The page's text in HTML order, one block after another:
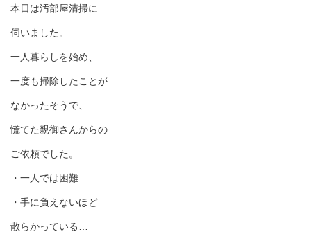
本日は汚部屋清掃に
伺いました。
一人暮らしを始め、
一度も掃除したことが
なかったそうで、
慌てた親御さんからの
ご依頼でした。
・一人では困難…
・手に負えないほど
散らかっている…